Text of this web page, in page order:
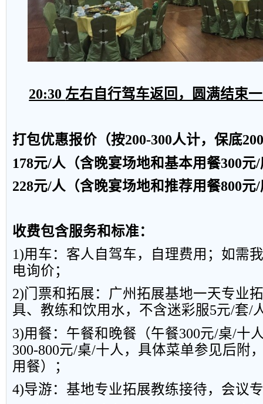
20:30左右自行驾车返回，圆满结束
打包优惠报价（按200-300人计，保底200
178元/人（含晚宴场地和基本用餐300元/
228元/人（含晚宴场地和推荐用餐800元/
收费包含服务和标准：
1)用车：客人自驾车，自理费用；如需
电询价；
2)门票和拓展：广州拓展基地一天专业
具、教练和饮用水，不含迷彩服5元/套/
3)用餐：午餐和晚餐（午餐300元/桌/十
300-800元/桌/十人，具体菜单参见后附
用餐）；
4)导游：基地专业拓展教练接待，会议